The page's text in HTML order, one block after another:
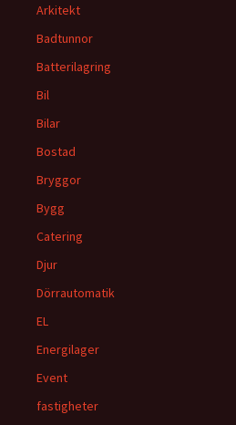
Arkitekt
Badtunnor
Batterilagring
Bil
Bilar
Bostad
Bryggor
Bygg
Catering
Djur
Dörrautomatik
EL
Energilager
Event
fastigheter